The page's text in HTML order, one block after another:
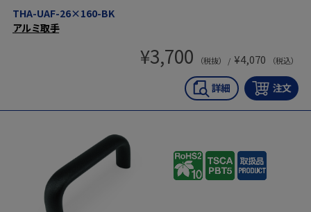
THA-UAF-26×160-BK
アルミ取手
¥3,700 （税抜） / ¥4,070 （税込）